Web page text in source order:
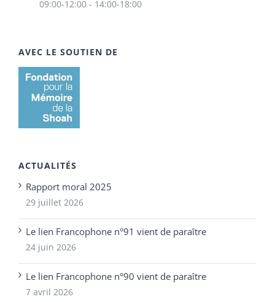
09:00-12:00 - 14:00-18:00
AVEC LE SOUTIEN DE
ACTUALITÉS
Rapport moral 2025
29 juillet 2026
Le lien Francophone n°91 vient de paraître
24 juin 2026
Le lien Francophone n°90 vient de paraître
7 avril 2026